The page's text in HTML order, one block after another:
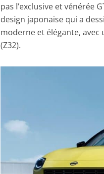
pas l’exclusive et vénérée
design japonaise qui a
moderne et élégante,
(Z32).